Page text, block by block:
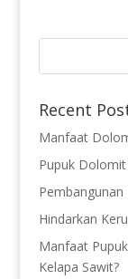
Recent
Manfaat
Pupuk
Hindarkan
Manfaat
Kelapa Sawit?